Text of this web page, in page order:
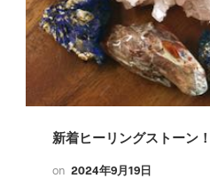
新着ヒーリングストーン！
on 2024年9月19日